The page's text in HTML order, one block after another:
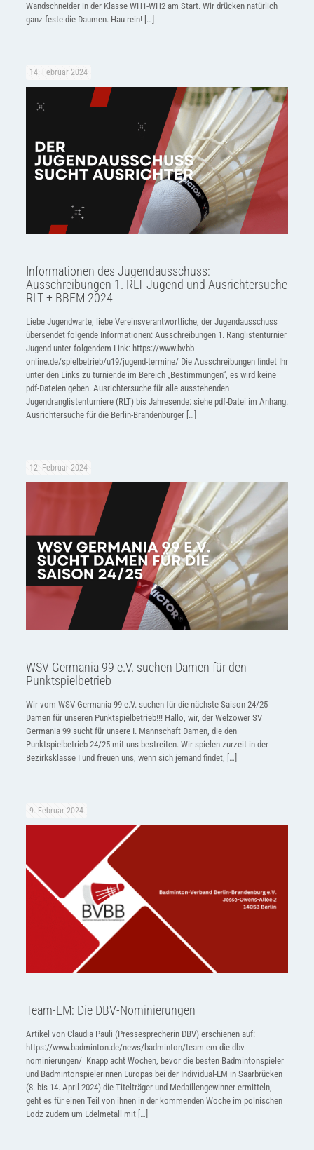
Wandschneider in der Klasse WH1-WH2 am Start. Wir drücken natürlich
ganz feste die Daumen. Hau rein![…]
14. Februar 2024
Informationen des Jugendausschuss:
Ausschreibungen 1. RLT Jugend und Ausrichtersuche
RLT + BBEM 2024
Liebe Jugendwarte, liebe Vereinsverantwortliche, der Jugendausschuss
übersendet folgende Informationen: Ausschreibungen 1. Ranglistenturnier
Jugend unter folgendem Link: https://www.bvbb-
online.de/spielbetrieb/u19/jugend-termine/ Die Ausschreibungen findet Ihr
unter den Links zu turnier.de im Bereich „Bestimmungen“, es wird keine
pdf-Dateien geben. Ausrichtersuche für alle ausstehenden
Jugendranglistenturniere (RLT) bis Jahresende: siehe pdf-Datei im Anhang.
Ausrichtersuche für die Berlin-Brandenburger[…]
12. Februar 2024
WSV Germania 99 e.V. suchen Damen für den
Punktspielbetrieb
Wir vom WSV Germania 99 e.V. suchen für die nächste Saison 24/25
Damen für unseren Punktspielbetrieb!!! Hallo, wir, der Welzower SV
Germania 99 sucht für unsere I. Mannschaft Damen, die den
Punktspielbetrieb 24/25 mit uns bestreiten. Wir spielen zurzeit in der
Bezirksklasse I und freuen uns, wenn sich jemand findet, […]
9. Februar 2024
Team-EM: Die DBV-Nominierungen
Artikel von Claudia Pauli (Pressesprecherin DBV) erschienen auf:
https://www.badminton.de/news/badminton/team-em-die-dbv-
nominierungen/ Knapp acht Wochen, bevor die besten Badmintonspieler
und Badmintonspielerinnen Europas bei der Individual-EM in Saarbrücken
(8. bis 14. April 2024) die Titelträger und Medaillengewinner ermitteln,
geht es für einen Teil von ihnen in der kommenden Woche im polnischen
Lodz zudem um Edelmetall mit[…]